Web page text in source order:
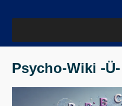
Psycho-Wiki -